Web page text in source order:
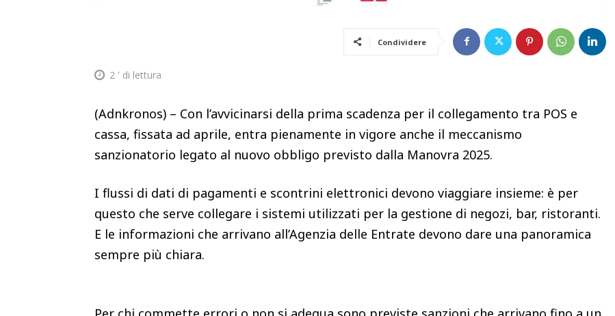
Condividere
2 ' di lettura
(Adnkronos) – Con l’avvicinarsi della prima scadenza per il collegamento tra POS e
cassa, fissata ad aprile, entra pienamente in vigore anche il meccanismo
sanzionatorio legato al nuovo obbligo previsto dalla Manovra 2025.
I flussi di dati di pagamenti e scontrini elettronici devono viaggiare insieme: è per
questo che serve collegare i sistemi utilizzati per la gestione di negozi, bar, ristoranti.
E le informazioni che arrivano all’Agenzia delle Entrate devono dare una panoramica
sempre più chiara.